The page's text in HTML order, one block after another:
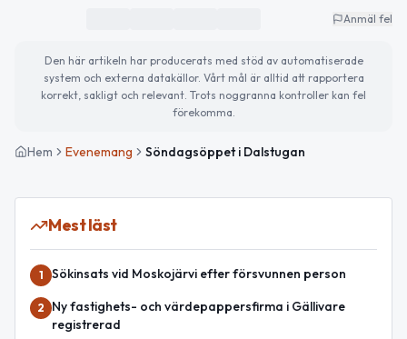
Anmäl fel
Den här artikeln har producerats med stöd av automatiserade
system och externa datakällor. Vårt mål är alltid att rapportera
korrekt, sakligt och relevant. Trots noggranna kontroller kan fel
förekomma.
Hem Evenemang Söndagsöppet i Dalstugan
Mest läst
1 Sökinsats vid Moskojärvi efter försvunnen person
2
Ny fastighets- och värdepappersfirma i Gällivare
registrerad